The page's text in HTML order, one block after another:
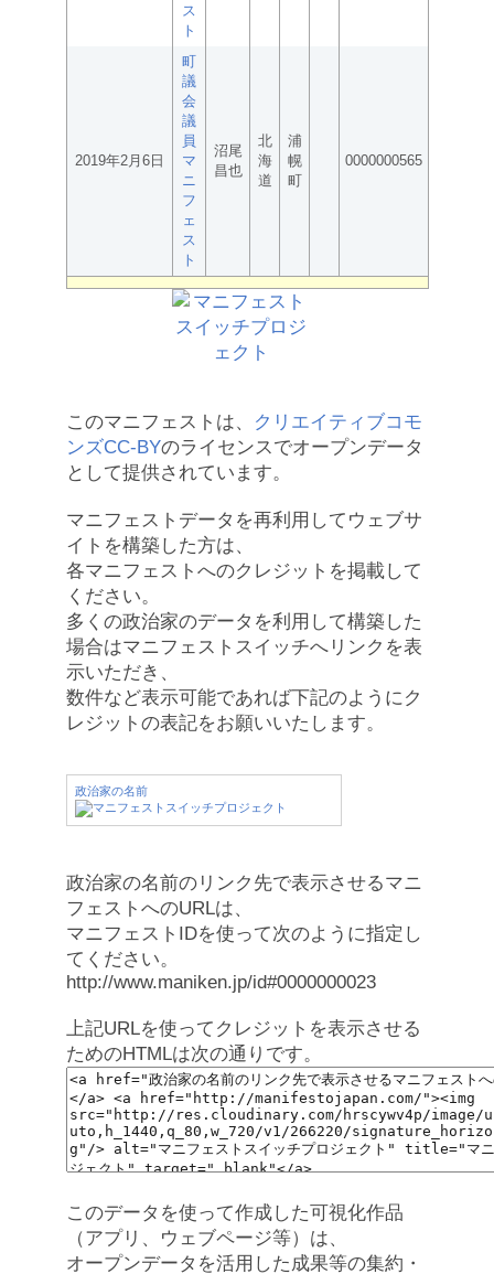
ス
ト
2019年2月6日
町
議
会
議
員
マ
ニ
フ
ェ
ス
ト
沼尾
昌也
北
海
道
浦
幌
町
0000000565
このマニフェストは、
クリエイティブコモ
ンズCC-BYのライセンスでオープンデータ
として提供されています。
マニフェストデータを再利用してウェブサ
イトを構築した方は、
各マニフェストへのクレジットを掲載して
ください。
多くの政治家のデータを利用して構築した
場合はマニフェストスイッチへリンクを表
示いただき、
数件など表示可能であれば下記のようにク
レジットの表記をお願いいたします。
政治家の名前
政治家の名前のリンク先で表示させるマニ
フェストへのURLは、
マニフェストIDを使って次のように指定し
てください。
http://www.maniken.jp/id#0000000023
上記URLを使ってクレジットを表示させる
ためのHTMLは次の通りです。
このデータを使って作成した可視化作品
（アプリ、ウェブページ等）は、
オープンデータを活用した成果等の集約・